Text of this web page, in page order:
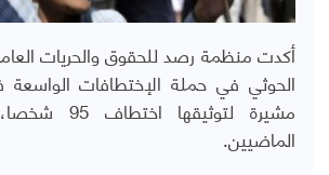
أكدت منظمة رصد للحقوق والحريات
الحوثي في حملة الإختطافات
مشيرة
الماضيين.